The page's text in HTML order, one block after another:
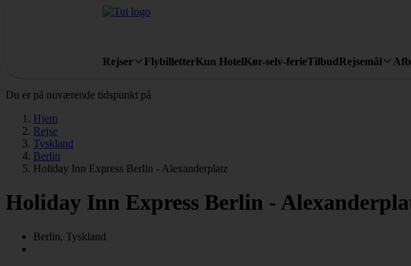
Rejser FlybilletterKun HotelKør-selv-ferieTilbudRejsemål
Du er på nuværende tidspunkt på
Hjem
Rejse
Tyskland
Berlin
Holiday Inn Express Berlin - Alexanderplatz
Holiday Inn Express Berlin -
Berlin, Tyskland